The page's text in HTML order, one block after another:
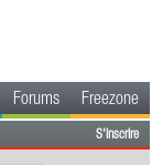
Forums Freezone
S'inscrire